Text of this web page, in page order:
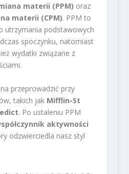
materii (PPM) oraz
materii (CPM). PPM to
utrzymania podstawowych
spoczynku, natomiast
wydatki związane z
przeprowadzić przy
takich jak Mifflin-St
. Po ustaleniu PPM
aktywności
odzwierciedla nasz styl